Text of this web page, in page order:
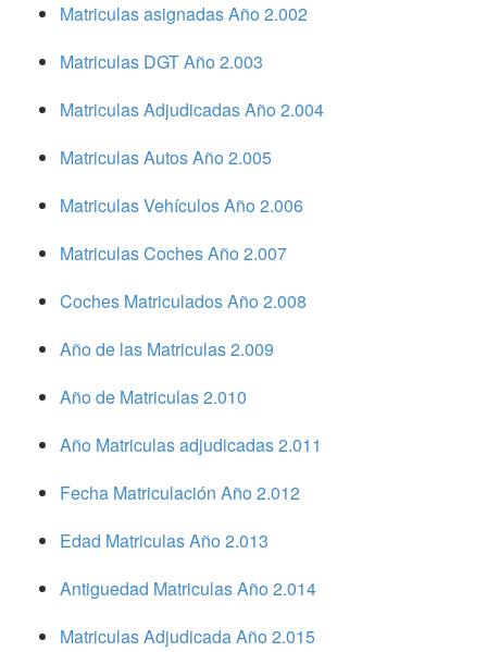
Matriculas asignadas Año 2.002
Matriculas DGT Año 2.003
Matriculas Adjudicadas Año 2.004
Matriculas Autos Año 2.005
Matriculas Vehículos Año 2.006
Matriculas Coches Año 2.007
Coches Matriculados Año 2.008
Año de las Matriculas 2.009
Año de Matriculas 2.010
Año Matriculas adjudicadas 2.011
Fecha Matriculación Año 2.012
Edad Matriculas Año 2.013
Antiguedad Matriculas Año 2.014
Matriculas Adjudicada Año 2.015